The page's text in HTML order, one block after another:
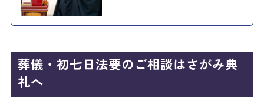
葬儀・初七日法要のご相談はさがみ典
礼へ